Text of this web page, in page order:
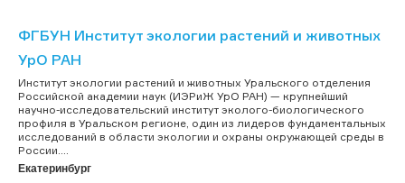
ФГБУН Институт экологии растений и животных
УрО РАН
Институт экологии растений и животных Уральского отделения
Российской академии наук (ИЭРиЖ УрО РАН) — крупнейший
научно-исследовательский институт эколого-биологического
профиля в Уральском регионе, один из лидеров фундаментальных
исследований в области экологии и охраны окружающей среды в
России....
Екатеринбург